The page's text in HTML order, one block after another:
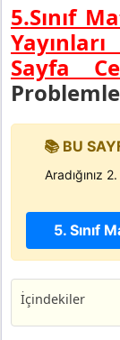
5.Sınıf
Sayfa
📚 BU
Aradığınız
5. Sınıf
İçindekiler
5. Sınıf